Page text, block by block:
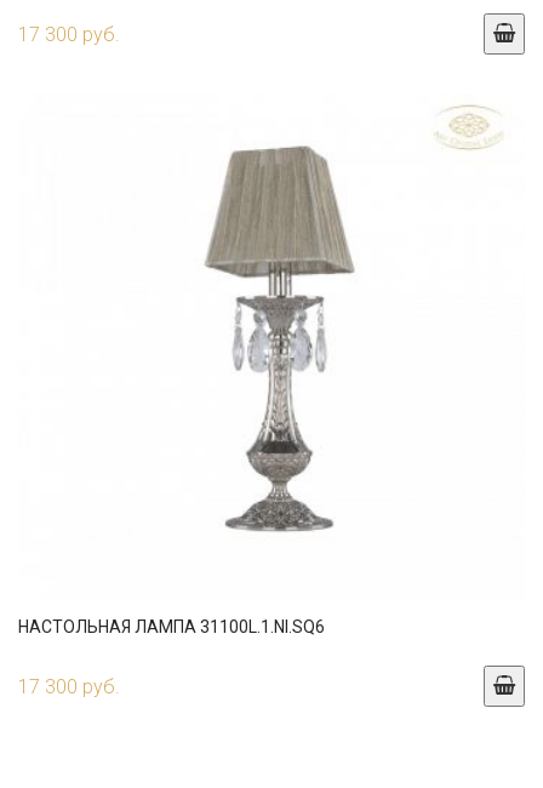
17 300 руб.
НАСТОЛЬНАЯ ЛАМПА 31100L.1.NI.SQ6
17 300 руб.